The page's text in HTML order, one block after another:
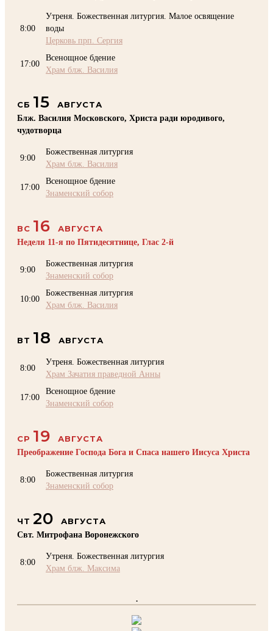
8:00
Утреня. Божественная литургия. Малое освящение
воды
Церковь прп. Сергия
17:00
Всенощное бдение
Храм блж. Василия
СБ 15
АВГУСТА
Блж. Василия Московского, Христа ради юродивого,
чудотворца
9:00
Божественная литургия
Храм блж. Василия
17:00
Всенощное бдение
Знаменский собор
ВС 16
АВГУСТА
Неделя 11-я по Пятидесятнице, Глас 2-й
9:00
Божественная литургия
Знаменский собор
10:00
Божественная литургия
Храм блж. Василия
ВТ 18 АВГУСТА
8:00
Утреня. Божественная литургия
Храм Зачатия праведной Анны
17:00
Всенощное бдение
Знаменский собор
СР 19
АВГУСТА
Преображение Господа Бога и Спаса нашего Иисуса Христа
8:00
Божественная литургия
Знаменский собор
ЧТ 20
АВГУСТА
Свт. Митрофана Воронежского
8:00
Утреня. Божественная литургия
Храм блж. Максима
.